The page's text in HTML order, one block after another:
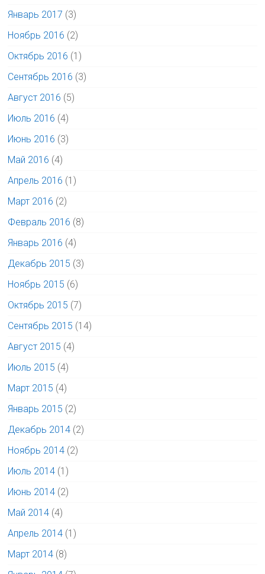
Январь 2017 (3)
Ноябрь 2016 (2)
Октябрь 2016 (1)
Сентябрь 2016 (3)
Август 2016 (5)
Июль 2016 (4)
Июнь 2016 (3)
Май 2016 (4)
Апрель 2016 (1)
Март 2016 (2)
Февраль 2016 (8)
Январь 2016 (4)
Декабрь 2015 (3)
Ноябрь 2015 (6)
Октябрь 2015 (7)
Сентябрь 2015 (14)
Август 2015 (4)
Июль 2015 (4)
Март 2015 (4)
Январь 2015 (2)
Декабрь 2014 (2)
Ноябрь 2014 (2)
Июль 2014 (1)
Июнь 2014 (2)
Май 2014 (4)
Апрель 2014 (1)
Март 2014 (8)